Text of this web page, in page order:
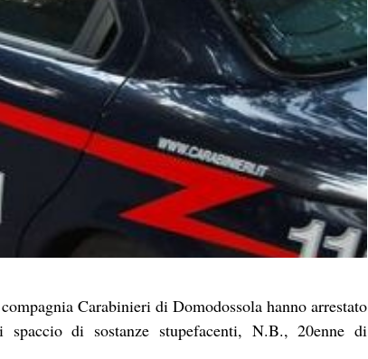
Carabinieri di Domodossola hanno arrestato
di sostanze stupefacenti, N.B., 20enne di